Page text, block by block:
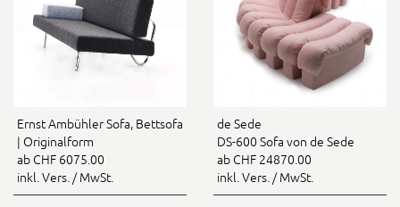
Ernst Ambühler Sofa, Bettsofa
| Originalform
ab CHF 6075.00
inkl. Vers. / MwSt.
de Sede
DS-600 Sofa von de Sede
ab CHF 24870.00
inkl. Vers. / MwSt.